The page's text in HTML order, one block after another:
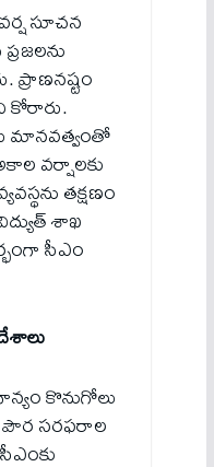
సూచన
ప్రాణనష్టం
కోరారు.
మానవత్వంతో
వర్షాలకు
తక్షణం
శాఖ
సీఎం
కొనుగోలు
పౌర సరఫరాల